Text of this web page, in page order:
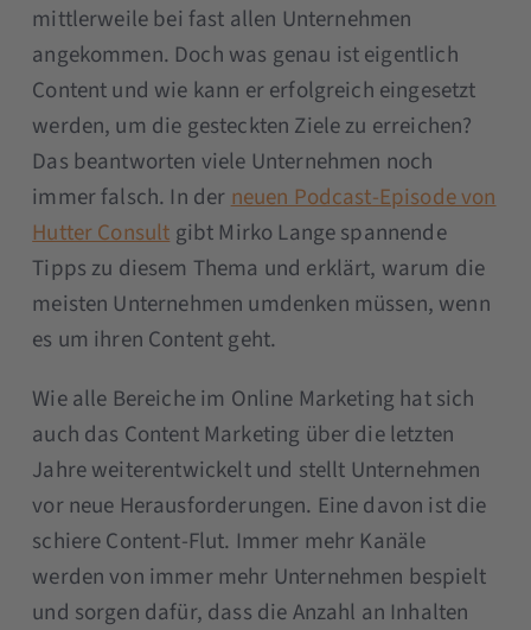
mittlerweile bei fast allen Unternehmen
angekommen. Doch was genau ist eigentlich
Content und wie kann er erfolgreich eingesetzt
werden, um die gesteckten Ziele zu erreichen?
Das beantworten viele Unternehmen noch
immer falsch. In derneuen Podcast-Episode von
Hutter Consultgibt Mirko Lange spannende
Tipps zu diesem Thema und erklärt, warum die
meisten Unternehmen umdenken müssen, wenn
es um ihren Content geht.
Wie alle Bereiche im Online Marketing hat sich
auch das Content Marketing über die letzten
Jahre weiterentwickelt und stellt Unternehmen
vor neue Herausforderungen. Eine davon ist die
schiere Content-Flut. Immer mehr Kanäle
werden von immer mehr Unternehmen bespielt
und sorgen dafür, dass die Anzahl an Inhalten